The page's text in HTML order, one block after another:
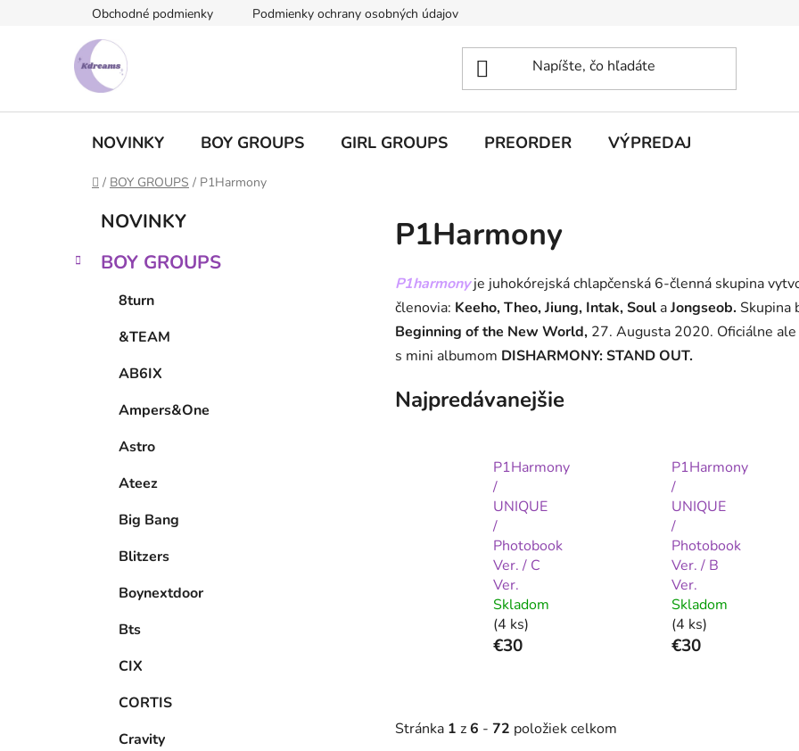
Obchodné podmienky Podmienky ochrany osobných údajov
NOVINKY BOY GROUPS GIRL GROUPS PREORDER VÝPREDAJ
Domov
/ BOY GROUPS / P1Harmony
č
Preskočiť
kategórie
e
NOVINKY
BOY GROUPS
8turn
&TEAM
AB6IX
Ampers&One
Astro
Ateez
Big Bang
Blitzers
Boynextdoor
Bts
CIX
CORTIS
Cravity
P1Harmony
P1harmony je juhokórejská chlapčenská 6-členná skupina
členovia: Keeho, Theo, Jiung, Intak, Soul aJongseob. Skupina
Beginning of the New World, 27. Augusta 2020. Oficiálne
s mini albumom DISHARMONY: STAND OUT.
Najpredávanejšie
P1Harmony
/
UNIQUE
/
Photobook
Ver. / C
Ver.
Skladom
(4 ks)
€30
P1Harmony
/
UNIQUE
/
Photobook
Ver. / B
Ver.
Skladom
(4 ks)
€30
Stránka 1 z6 - 72 položiek celkom